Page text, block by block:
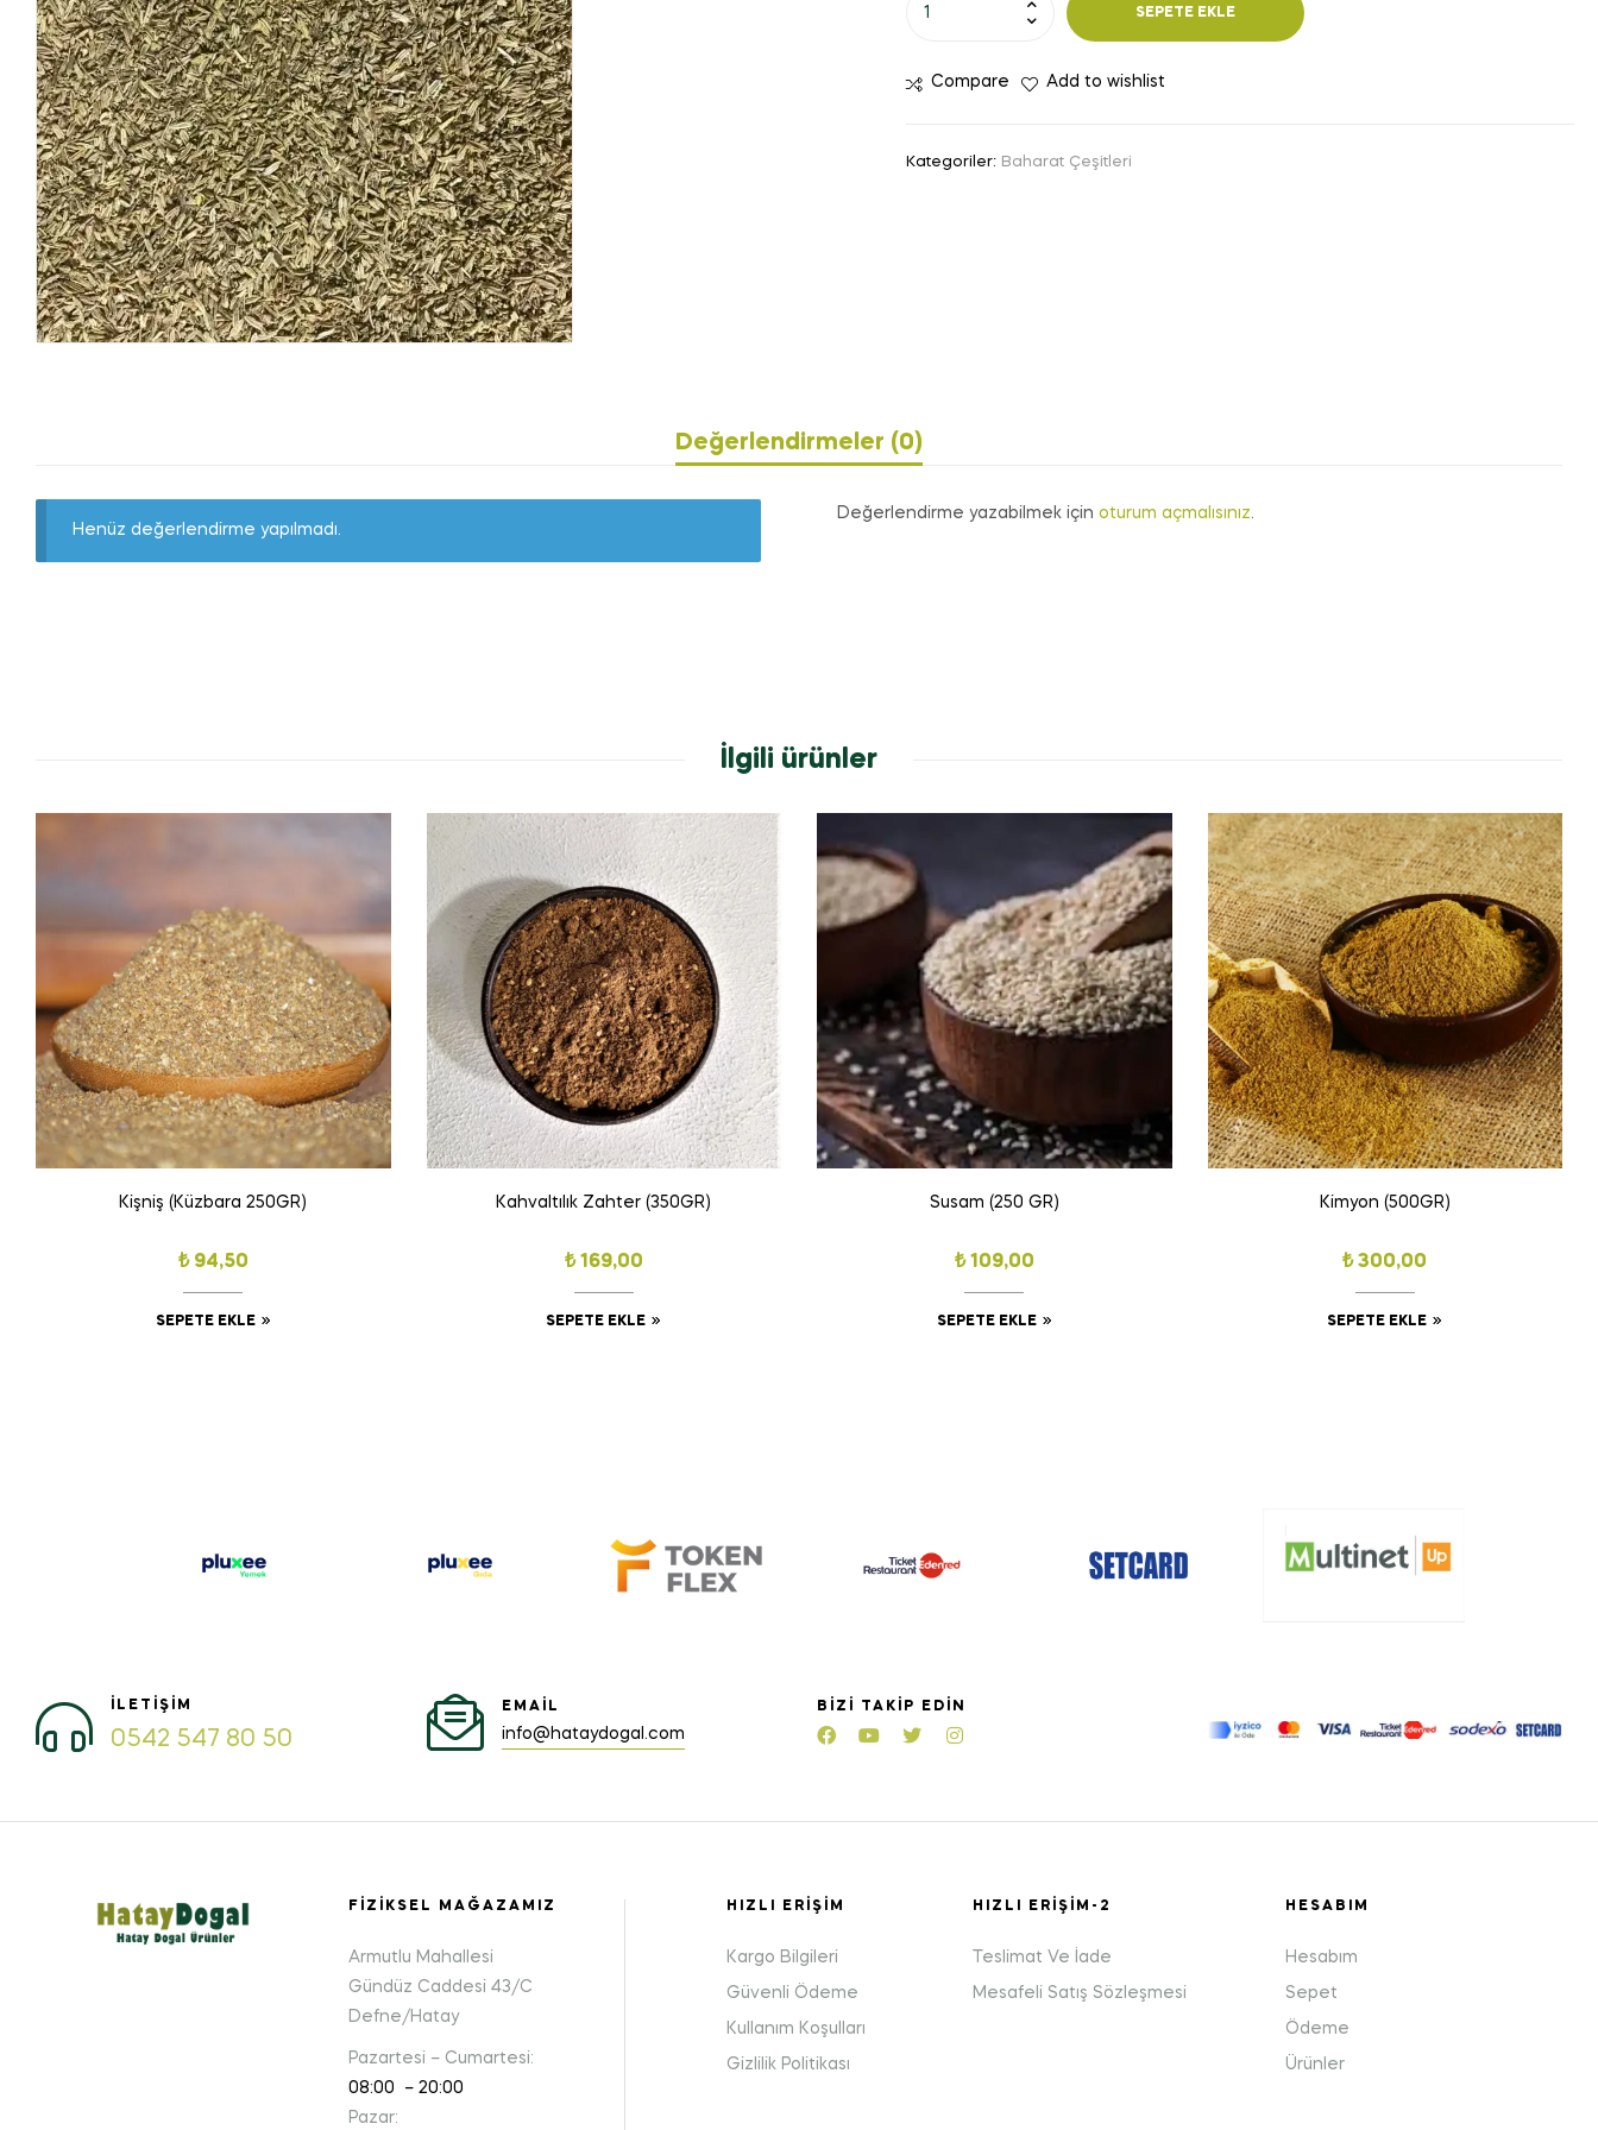
SEPETE EKLE
Compare Add to wishlist
Kategoriler: Baharat Çeşitleri
Değerlendirmeler (0)
Henüz değerlendirme yapılmadı.
Değerlendirme yazabilmek için oturum açmalısınız.
İlgili ürünler
Kişniş (Küzbara 250GR)
₺94,50
SEPETE EKLE
Kahvaltılık Zahter (350GR)
₺169,00
SEPETE EKLE
Susam (250 GR)
₺109,00
SEPETE EKLE
Kimyon (500GR)
₺300,00
SEPETE EKLE
İLETIŞIM
0542 547 80 50
EMAIL
info@hataydogal.com
BIZI TAKIP EDIN
FIZIKSEL MAĞAZAMIZ
Armutlu Mahallesi
Gündüz Caddesi 43/C
Defne/Hatay
Pazartesi – Cumartesi:
08:00 – 20:00
Pazar:
HIZLI ERIŞIM
Kargo Bilgileri
Güvenli Ödeme
Kullanım Koşulları
Gizlilik Politikası
HIZLI ERIŞIM-2
Teslimat Ve İade
Mesafeli Satış Sözleşmesi
HESABIM
Hesabım
Sepet
Ödeme
Ürünler